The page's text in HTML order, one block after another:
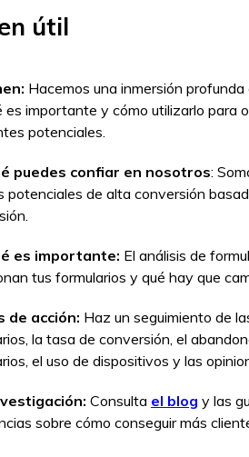
útil
Hacemos una inmersión
es importante y cómo utilizarlo para
potenciales.
puedes confiar en nosotros:
potenciales de alta conversión
es importante: El análisis de
tus formularios y qué hay que
de acción: Haz un seguimiento de
la tasa de conversión, el
el uso de dispositivos y las
Consulta el blog y las
sobre cómo conseguir más